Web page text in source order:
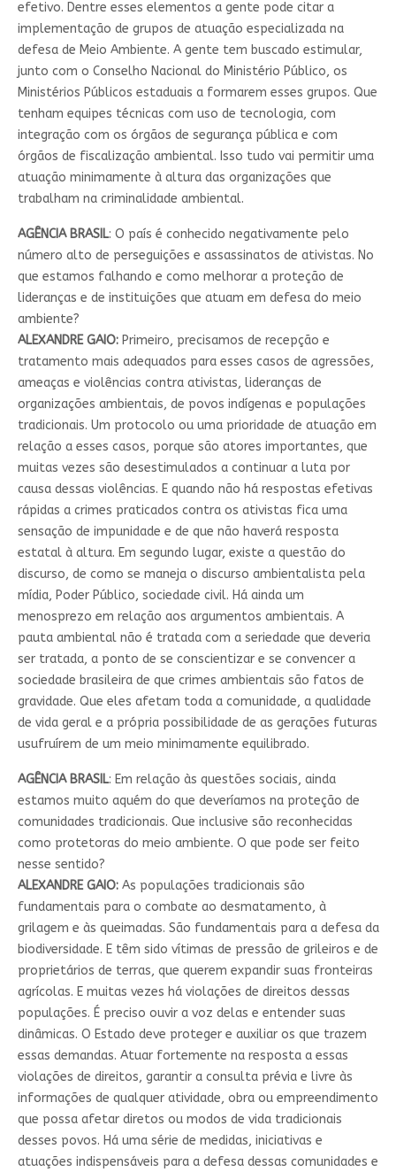
efetivo. Dentre esses elementos a gente pode citar a
implementação de grupos de atuação especializada na
defesa de Meio Ambiente. A gente tem buscado estimular,
junto com o Conselho Nacional do Ministério Público, os
Ministérios Públicos estaduais a formarem esses grupos. Que
tenham equipes técnicas com uso de tecnologia, com
integração com os órgãos de segurança pública e com
órgãos de fiscalização ambiental. Isso tudo vai permitir uma
atuação minimamente à altura das organizações que
trabalham na criminalidade ambiental.
AGÊNCIA BRASIL: O país é conhecido negativamente pelo
número alto de perseguições e assassinatos de ativistas. No
que estamos falhando e como melhorar a proteção de
lideranças e de instituições que atuam em defesa do meio
ambiente?
ALEXANDRE GAIO:Primeiro, precisamos de recepção e
tratamento mais adequados para esses casos de agressões,
ameaças e violências contra ativistas, lideranças de
organizações ambientais, de povos indígenas e populações
tradicionais. Um protocolo ou uma prioridade de atuação em
relação a esses casos, porque são atores importantes, que
muitas vezes são desestimulados a continuar a luta por
causa dessas violências. E quando não há respostas efetivas
rápidas a crimes praticados contra os ativistas fica uma
sensação de impunidade e de que não haverá resposta
estatal à altura. Em segundo lugar, existe a questão do
discurso, de como se maneja o discurso ambientalista pela
mídia, Poder Público, sociedade civil. Há ainda um
menosprezo em relação aos argumentos ambientais. A
pauta ambiental não é tratada com a seriedade que deveria
ser tratada, a ponto de se conscientizar e se convencer a
sociedade brasileira de que crimes ambientais são fatos de
gravidade. Que eles afetam toda a comunidade, a qualidade
de vida geral e a própria possibilidade de as gerações futuras
usufruírem de um meio minimamente equilibrado.
AGÊNCIA BRASIL: Em relação às questões sociais, ainda
estamos muito aquém do que deveríamos na proteção de
comunidades tradicionais. Que inclusive são reconhecidas
como protetoras do meio ambiente. O que pode ser feito
nesse sentido?
ALEXANDRE GAIO:As populações tradicionais são
fundamentais para o combate ao desmatamento, à
grilagem e às queimadas. São fundamentais para a defesa da
biodiversidade. E têm sido vítimas de pressão de grileiros e de
proprietários de terras, que querem expandir suas fronteiras
agrícolas. E muitas vezes há violações de direitos dessas
populações. É preciso ouvir a voz delas e entender suas
dinâmicas. O Estado deve proteger e auxiliar os que trazem
essas demandas. Atuar fortemente na resposta a essas
violações de direitos, garantir a consulta prévia e livre às
informações de qualquer atividade, obra ou empreendimento
que possa afetar diretos ou modos de vida tradicionais
desses povos. Há uma série de medidas, iniciativas e
atuações indispensáveis para a defesa dessas comunidades e